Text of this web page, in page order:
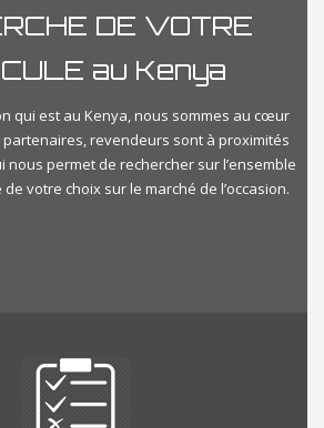
DE VOTRE
au Kenya
qui est au Kenya, nous sommes au cœur
partenaires, revendeurs sont à proximités
nous permet de rechercher sur l’ensemble
votre choix sur le marché de l’occasion.